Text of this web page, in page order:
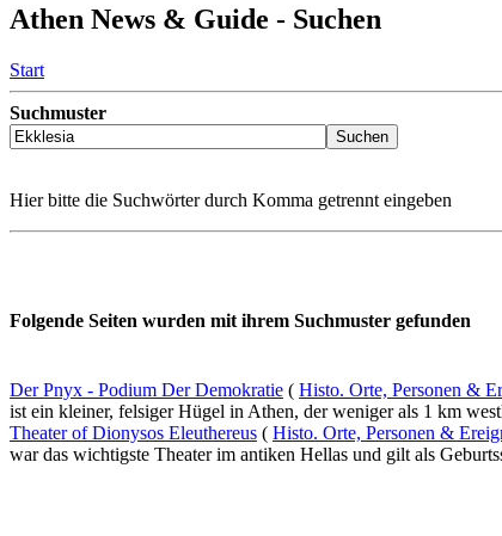
Athen News & Guide - Suchen
Start
Suchmuster
Hier bitte die Suchwörter durch Komma getrennt eingeben
Folgende Seiten wurden mit ihrem Suchmuster gefunden
Der Pnyx - Podium Der Demokratie ( Histo. Orte, Personen &
ist ein kleiner, felsiger Hügel in Athen, der weniger als 1 km
Theater of Dionysos Eleuthereus ( Histo. Orte, Personen &
war das wichtigste Theater im antiken Hellas und gilt als